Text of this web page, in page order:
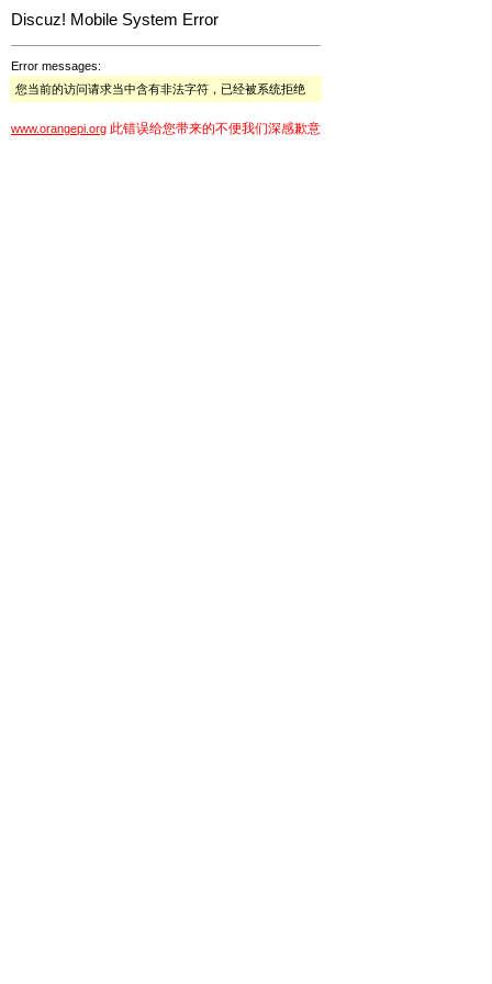
Discuz! Mobile System Error
Error messages:
您当前的访问请求当中含有非法字符，已经被系统拒绝
www.orangepi.org 此错误给您带来的不便我们深感歉意